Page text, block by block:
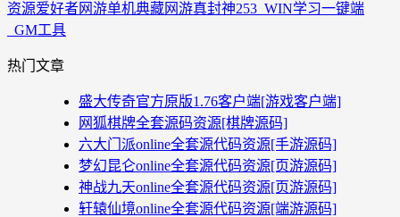
资源爱好者网游单机典藏网游真封神253_WIN学习一键端
_GM工具
热门文章
盛大传奇官方原版1.76客户端[游戏客户端]
网狐棋牌全套源码资源[棋牌源码]
六大门派online全套源代码资源[手游源码]
梦幻昆仑online全套源代码资源[页游源码]
神战九天online全套源代码资源[页游源码]
轩辕仙境online全套源代码资源[端游源码]